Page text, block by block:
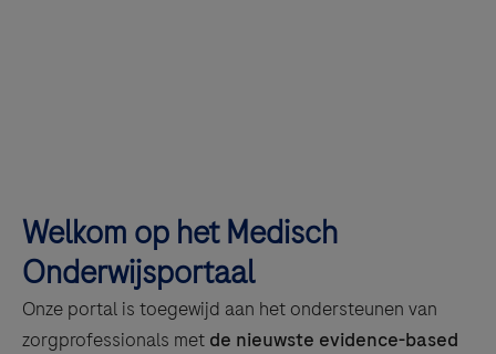
Welkom op het Medisch
Onderwijsportaal
Onze portal is toegewijd aan het ondersteunen van
zorgprofessionals met de nieuwste evidence-based